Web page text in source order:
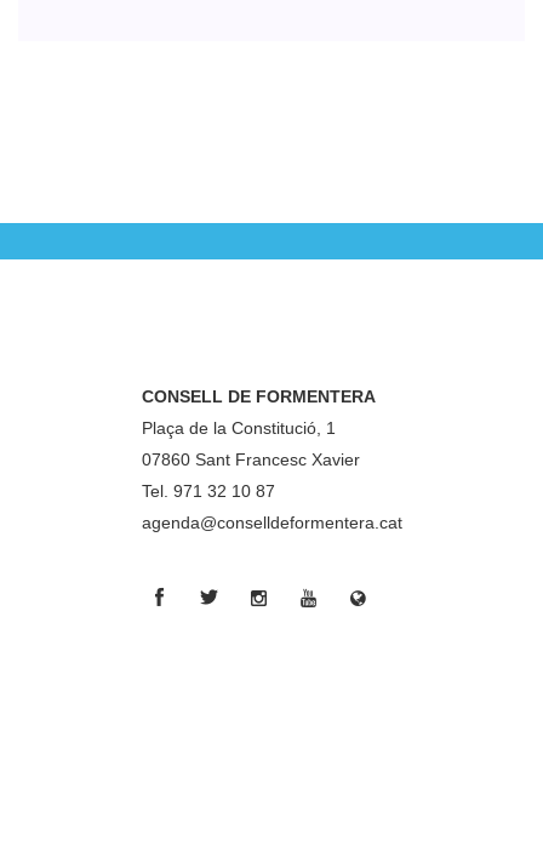
CONSELL DE FORMENTERA
Plaça de la Constitució, 1
07860 Sant Francesc Xavier
Tel. 971 32 10 87
agenda@conselldeformentera.cat